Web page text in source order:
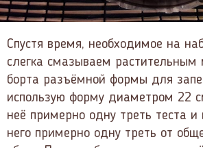
Спустя время, необходимое на
слегка смазываем
борта разъёмной формы для
использую форму диаметром 22
неё примерно одну треть теста
него примерно одну треть от